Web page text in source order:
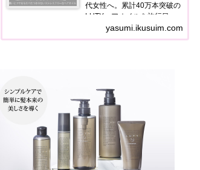
代女性へ。累計40万本突破の
LUTYヘアオイルを旅行目線
で正直レビュー。泉質ダメー
ジ・宿のドライヤー問題を解
yasumi.ikusuim.com